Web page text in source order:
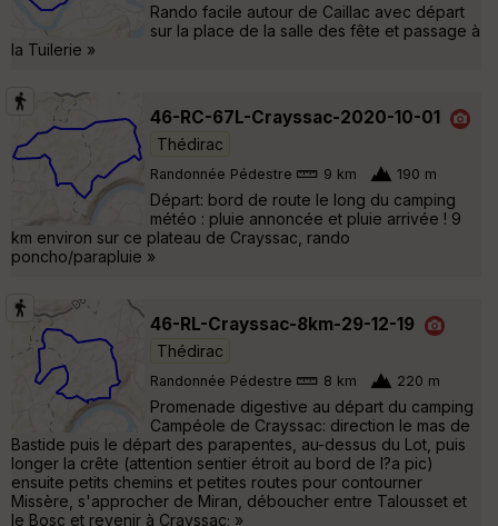
Rando facile autour de Caillac avec départ
sur la place de la salle des fête et passage à
la Tuilerie »
46-RC-67L-Crayssac-2020-10-01
Thédirac
Randonnée Pédestre 9 km 190 m
Départ: bord de route le long du camping
météo : pluie annoncée et pluie arrivée ! 9
km environ sur ce plateau de Crayssac, rando
poncho/parapluie »
46-RL-Crayssac-8km-29-12-19
Thédirac
Randonnée Pédestre 8 km 220 m
Promenade digestive au départ du camping
Campéole de Crayssac: direction le mas de
Bastide puis le départ des parapentes, au-dessus du Lot, puis
longer la crête (attention sentier étroit au bord de l?a pic)
ensuite petits chemins et petites routes pour contourner
Missère, s'approcher de Miran, déboucher entre Talousset et
le Bosc et revenir à Crayssac; »